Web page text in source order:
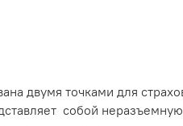
двумя точками для
собой